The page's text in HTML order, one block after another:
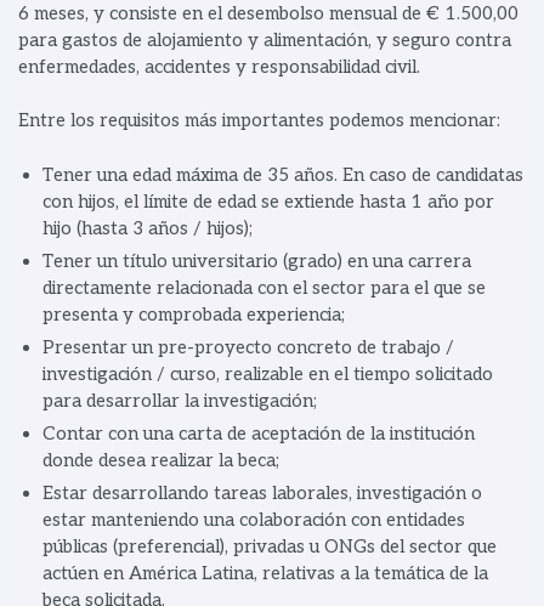
6 meses, y consiste en el desembolso mensual de € 1.500,00
para gastos de alojamiento y alimentación, y seguro contra
enfermedades, accidentes y responsabilidad civil.
Entre los requisitos más importantes podemos mencionar:
Tener una edad máxima de 35 años. En caso de candidatas
con hijos, el límite de edad se extiende hasta 1 año por
hijo (hasta 3 años / hijos);
Tener un título universitario (grado) en una carrera
directamente relacionada con el sector para el que se
presenta y comprobada experiencia;
Presentar un pre-proyecto concreto de trabajo /
investigación / curso, realizable en el tiempo solicitado
para desarrollar la investigación;
Contar con una carta de aceptación de la institución
donde desea realizar la beca;
Estar desarrollando tareas laborales, investigación o
estar manteniendo una colaboración con entidades
públicas (preferencial), privadas u ONGs del sector que
actúen en América Latina, relativas a la temática de la
beca solicitada.